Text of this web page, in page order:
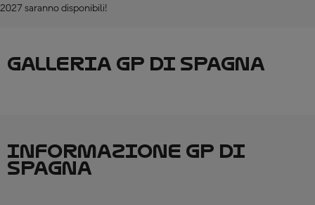
2027 saranno disponibili!
GALLERIA GP DI SPAGNA
INFORMAZIONE GP DI
SPAGNA